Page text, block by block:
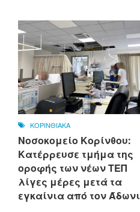
ΚΟΡΙΝΘΙΑΚΑ
Νοσοκομείο Κορίνθου:
Κατέρρευσε τμήμα της
οροφής των νέων ΤΕΠ
λίγες μέρες μετά τα
εγκαίνια από τον Άδωνι